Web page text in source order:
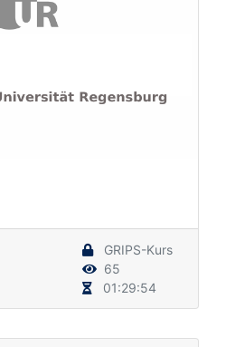
GRIPS-Kurs
65
01:29:54